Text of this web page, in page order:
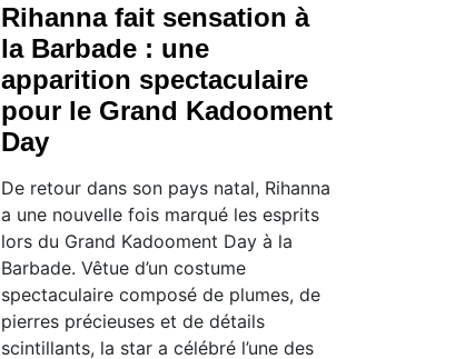
Rihanna fait sensation à
la Barbade : une
apparition spectaculaire
pour le Grand Kadooment
Day
De retour dans son pays natal, Rihanna
a une nouvelle fois marqué les esprits
lors du Grand Kadooment Day à la
Barbade. Vêtue d’un costume
spectaculaire composé de plumes, de
pierres précieuses et de détails
scintillants, la star a célébré l’une des